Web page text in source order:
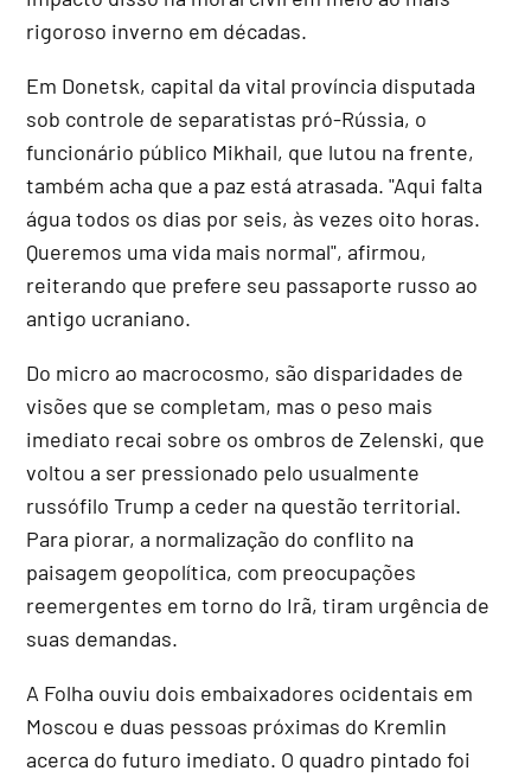
rigoroso inverno em décadas.
Em Donetsk, capital da vital província disputada
sob controle de separatistas pró-Rússia, o
funcionário público Mikhail, que lutou na frente,
também acha que a paz está atrasada. "Aqui falta
água todos os dias por seis, às vezes oito horas.
Queremos uma vida mais normal", afirmou,
reiterando que prefere seu passaporte russo ao
antigo ucraniano.
Do micro ao macrocosmo, são disparidades de
visões que se completam, mas o peso mais
imediato recai sobre os ombros de Zelenski, que
voltou a ser pressionado pelo usualmente
russófilo Trump a ceder na questão territorial.
Para piorar, a normalização do conflito na
paisagem geopolítica, com preocupações
reemergentes em torno do Irã, tiram urgência de
suas demandas.
A Folha ouviu dois embaixadores ocidentais em
Moscou e duas pessoas próximas do Kremlin
acerca do futuro imediato. O quadro pintado foi